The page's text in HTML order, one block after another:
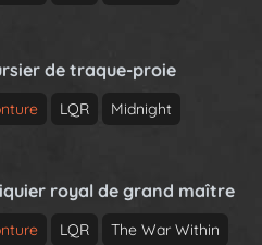
de traque-proie
LQR Midnight
royal de grand maître
LQR The War Within